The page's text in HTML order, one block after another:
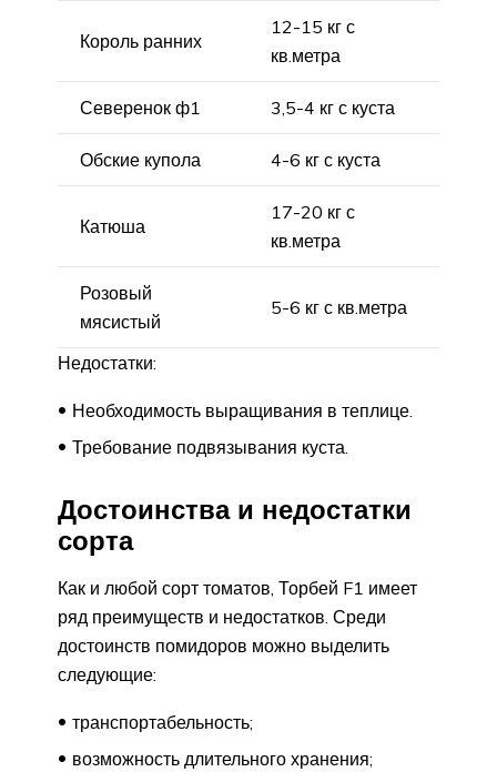
Король ранних
12-15 кг с
кв.метра
Северенок ф1 3,5-4 кг с куста
Обские купола 4-6 кг с куста
Катюша
17-20 кг с
кв.метра
Розовый
мясистый
5-6 кг с кв.метра
Недостатки:
Необходимость выращивания в теплице.
Требование подвязывания куста.
Достоинства и недостатки
сорта
Как и любой сорт томатов, Торбей F1 имеет
ряд преимуществ и недостатков. Среди
достоинств помидоров можно выделить
следующие:
транспортабельность;
возможность длительного хранения;